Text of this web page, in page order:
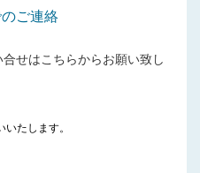
のご連絡
せはこちらからお願い致し
いたします。